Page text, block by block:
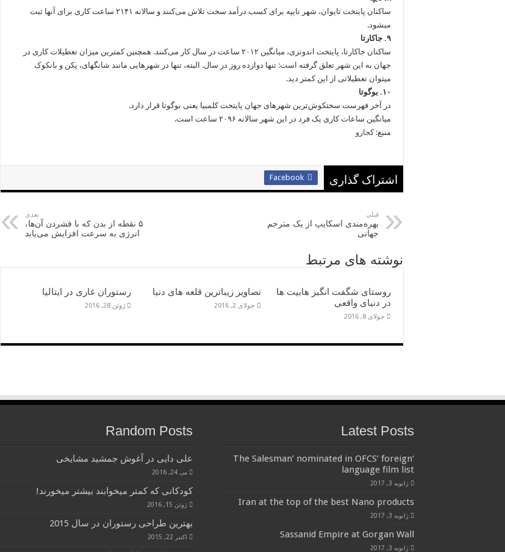
ساکنان پایتخت تایوان، شهر تایپه برای کسب درآمد سخت تلاش می‏‌کنند و سالانه ۲۱۴۱ ساعت کاری برای آنها ثبت
می‎شود.
۹. جاکارتا
ساکنان جاکارتا، پایتخت اندونزی، میانگین ۲۰۱۲ ساعت در سال کار می‏‌کنند. همچنین کمترین میزان تعطیلات کاری در
جهان به این شهر تعلق گرفته است: تنها دوازده روز در سال. البته، تنها در شهرهایی مانند شانگهای، پکن و بانکوک
می‎توان تعطیلاتی از این کمتر دید.
۱۰. بوگوتا
در آخر فهرست سخت‎کوش‌ترین شهرهای جهان پایتخت کلمبیا یعنی بوگوتا قرار دارد.
میانگین ساعات کاری یک فرد در این شهر سالانه ۲۰۹۶ ساعت است.
منبع:کجارو
اشتراک گذاری Facebook
قبلی
بهره‌مندی اسکایپ از یک مترجم
جهانی
بعدی
۵ نقطه از بدن که با فشردن آن‌ها،
انرژی به سرعت افزایش می‌یابد
نوشته های مرتبط
روستای شگفت انگیز هابیت ها
در دنیای واقعی
جولای 8, 2016
تصاویر زیباترین قلعه های دنیا
جولای 2, 2016
رستوران غاری در ایتالیا
ژوئن 28, 2016
Latest Posts
‘The Salesman’ nominated in OFCS’ foreign
language film list
ژانویه 3, 2017
Iran at the top of the best Nano products
ژانویه 3, 2017
Sassanid Empire at Gorgan Wall
ژانویه 3, 2017
Random Posts
علی دایی در آغوش جمشید مشایخی
می 24, 2016
کودکانی که کمتر میخوابند بیشتر میخورند!
ژوئن 15, 2016
بهترین طراحی رستوران در سال 2015
اکتبر 22, 2015